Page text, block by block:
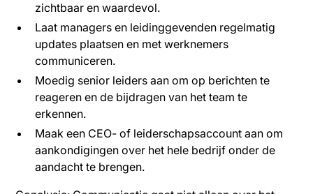
zichtbaar en waardevol.
Laat managers en leidinggevenden regelmatig
updates plaatsen en met werknemers
communiceren.
Moedig senior leiders aan om op berichten te
reageren en de bijdragen van het team te
erkennen.
Maak een CEO- of leiderschapsaccount aan om
aankondigingen over het hele bedrijf onder de
aandacht te brengen.